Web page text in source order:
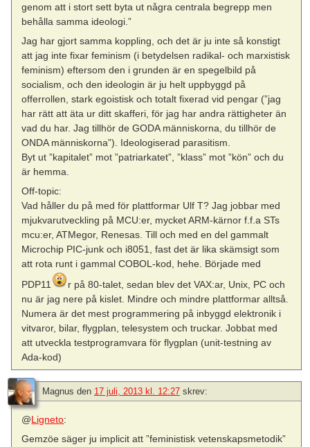
genom att i stort sett byta ut några centrala begrepp men
behålla samma ideologi.”
Jag har gjort samma koppling, och det är ju inte så konstigt
att jag inte fixar feminism (i betydelsen radikal- och marxistisk
feminism) eftersom den i grunden är en spegelbild på
socialism, och den ideologin är ju helt uppbyggd på
offerrollen, stark egoistisk och totalt fixerad vid pengar (”jag
har rätt att äta ur ditt skafferi, för jag har andra rättigheter än
vad du har. Jag tillhör de GODA människorna, du tillhör de
ONDA människorna”). Ideologiserad parasitism.
Byt ut ”kapitalet” mot ”patriarkatet”, ”klass” mot ”kön” och du
är hemma.
Off-topic:
Vad håller du på med för plattformar Ulf T? Jag jobbar med
mjukvarutveckling på MCU:er, mycket ARM-kärnor f.f.a STs
mcu:er, ATMegor, Renesas. Till och med en del gammalt
Microchip PIC-junk och i8051, fast det är lika skämsigt som
att rota runt i gammal COBOL-kod, hehe. Började med
PDP11
r på 80-talet, sedan blev det VAX:ar, Unix, PC och
nu är jag nere på kislet. Mindre och mindre plattformar alltså.
Numera är det mest programmering på inbyggd elektronik i
vitvaror, bilar, flygplan, telesystem och truckar. Jobbat med
att utveckla testprogramvara för flygplan (unit-testning av
Ada-kod)
Magnus den 17 juli, 2013 kl. 12:27 skrev:
@Ligneto:
Gemzöe säger ju implicit att ”feministisk vetenskapsmetodik”